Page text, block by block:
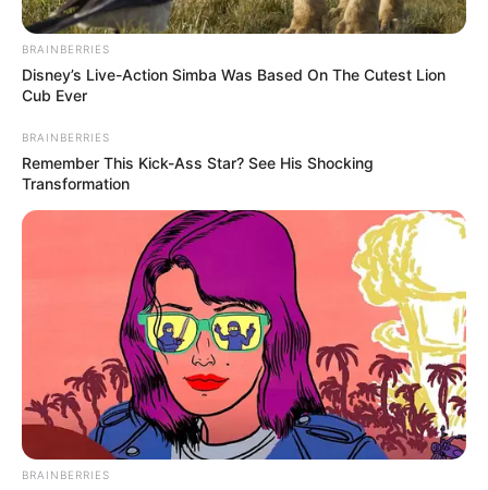
Posted
in
Friss hírek
Itt a vége!Drámai ír érkezett
Nótár Maryről
BRAINBERRIES
Disney’s Live-Action Simba Was Based On The Cutest Lion
Cub Ever
BRAINBERRIES
Remember This Kick-Ass Star? See His Shocking
Transformation
BRAINBERRIES